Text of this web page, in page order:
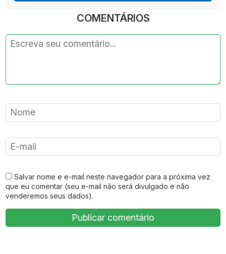
COMENTÁRIOS
Salvar nome e e-mail neste navegador para a próxima vez
que eu comentar (seu e-mail não será divulgado e não
venderemos seus dados).